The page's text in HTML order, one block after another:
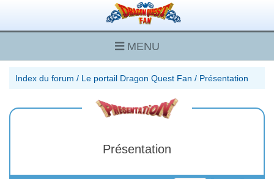
MENU
Index du forum / Le portail Dragon Quest Fan / Présentation
Présentation